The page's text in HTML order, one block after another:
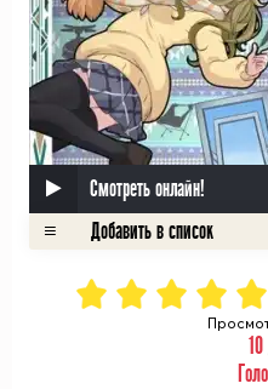
Смотреть онлайн!
10